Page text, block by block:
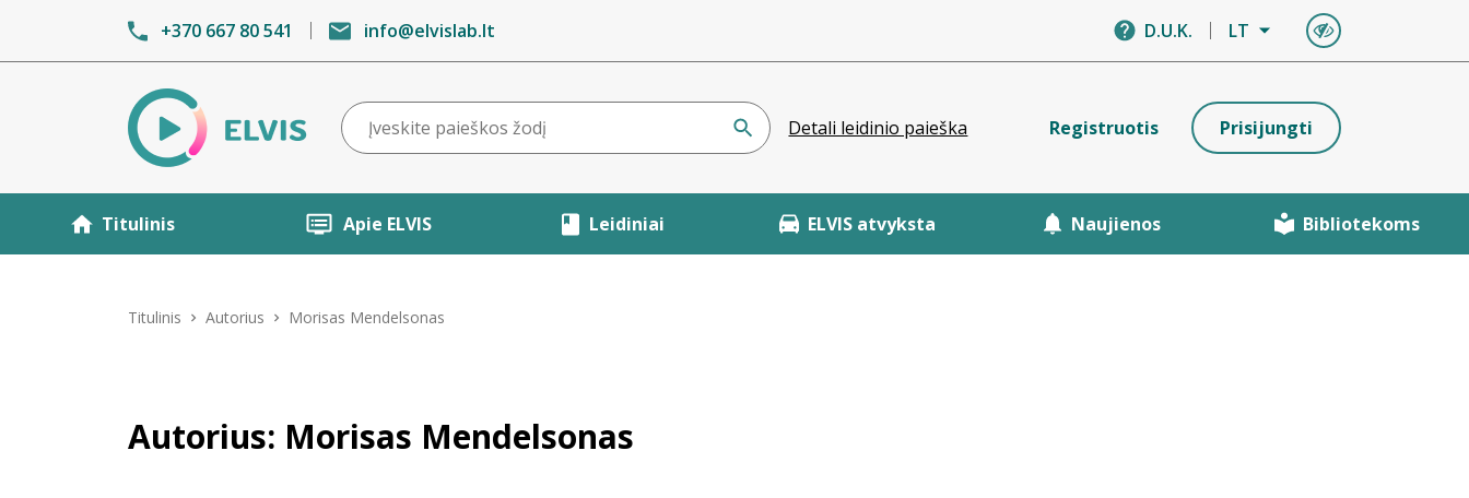
+370 667 80 541 info@elvislab.lt D.U.K. LT
Detali leidinio paieška Registruotis Prisijungti
Titulinis Apie ELVIS Leidiniai ELVIS atvyksta Naujienos Bibliotekoms
Titulinis Autorius Morisas Mendelsonas
Autorius: Morisas Mendelsonas